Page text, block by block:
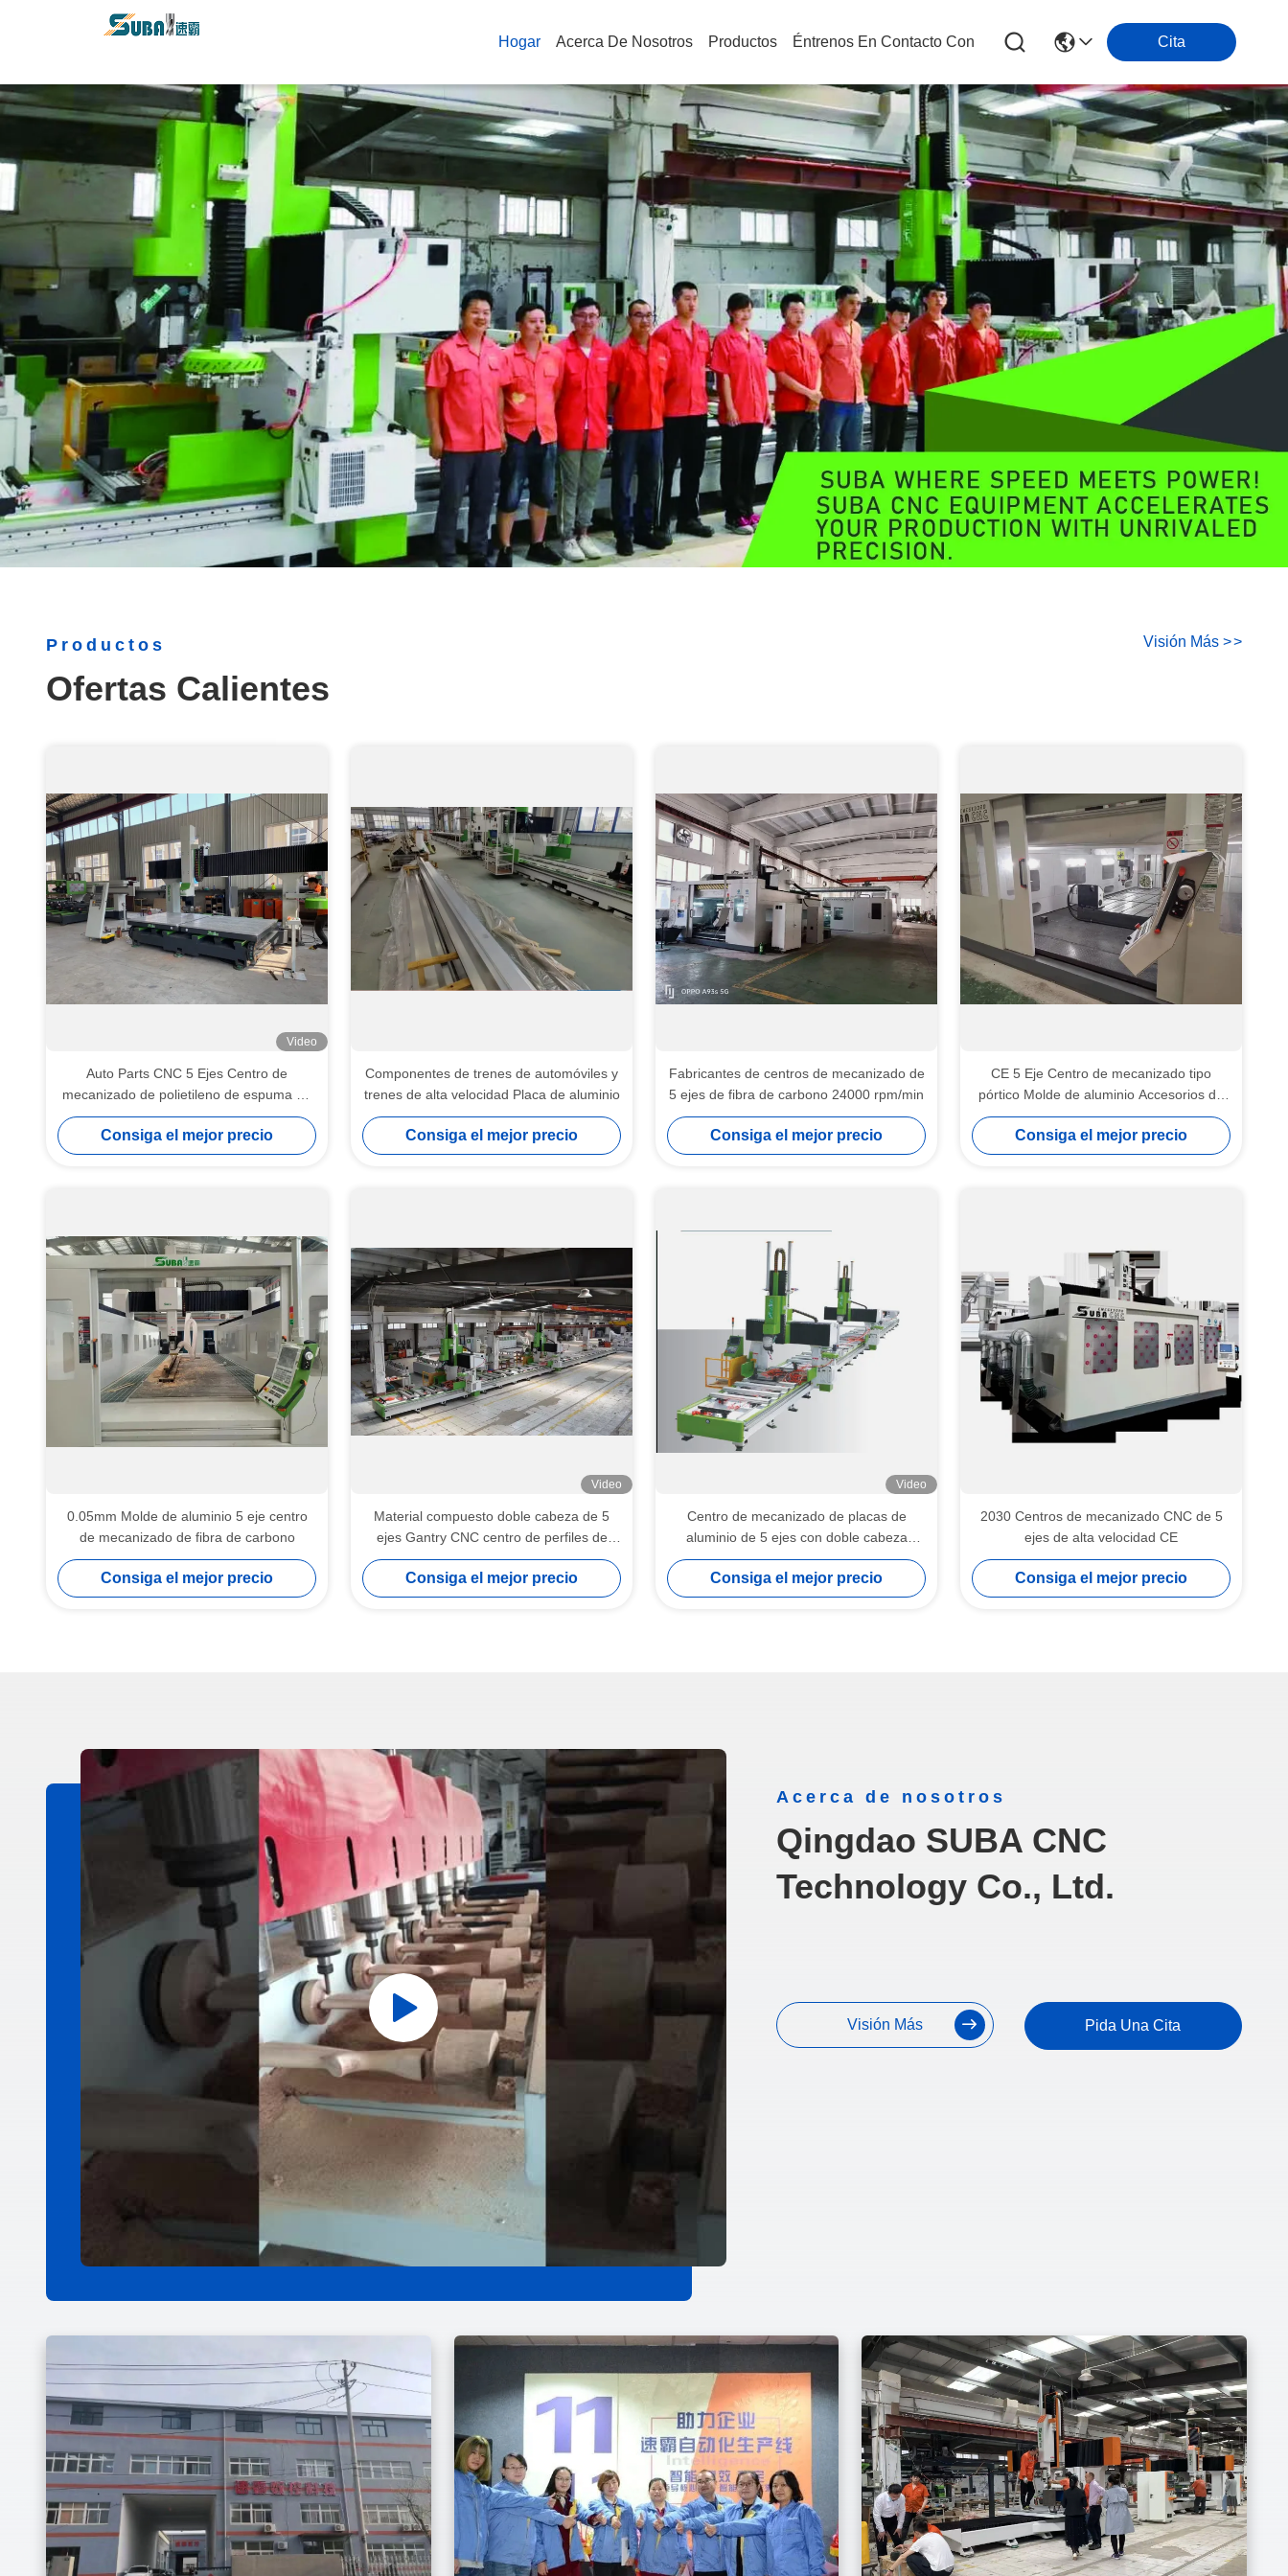
Hogar Acerca De Nosotros Productos Éntrenos En Contacto Con Cita
Productos
Ofertas Calientes
Visión Más >>
Video
Auto Parts CNC 5 Ejes Centro de
mecanizado de polietileno de espuma de
moho de madera
Consiga el mejor precio
Componentes de trenes de automóviles y
trenes de alta velocidad Placa de aluminio
Consiga el mejor precio
Fabricantes de centros de mecanizado de
5 ejes de fibra de carbono 24000 rpm/min
Consiga el mejor precio
CE 5 Eje Centro de mecanizado tipo
pórtico Molde de aluminio Accesorios de
tuberías de fibra de carbono
Consiga el mejor precio
0.05mm Molde de aluminio 5 eje centro
de mecanizado de fibra de carbono
Consiga el mejor precio
Video
Material compuesto doble cabeza de 5
ejes Gantry CNC centro de perfiles de
molde grabado
Consiga el mejor precio
Video
Centro de mecanizado de placas de
aluminio de 5 ejes con doble cabeza
10260
Consiga el mejor precio
2030 Centros de mecanizado CNC de 5
ejes de alta velocidad CE
Consiga el mejor precio
Acerca de nosotros
Qingdao SUBA CNC
Technology Co., Ltd.
Visión Más Pida Una Cita